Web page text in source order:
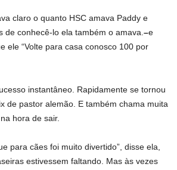
claro o quanto HSC amava Paddy e
de conhecê-lo ela também o amava.–e
ele “Volte para casa conosco 100 por
instantâneo. Rapidamente se tornou
de pastor alemão. E também chama muita
hora de sair.
para cães foi muito divertido”, disse ela,
estivessem faltando. Mas às vezes